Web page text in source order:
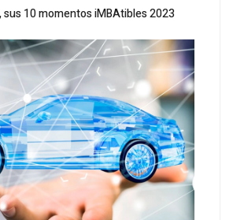
10 momentos iMBAtibles 2023